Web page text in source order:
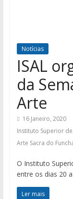
Notícias
ISAL
da
Arte
16 Janeiro, 2020
Instituto Superior
Arte Sacra do
O Instituto
entre os dias 20
Ler mais